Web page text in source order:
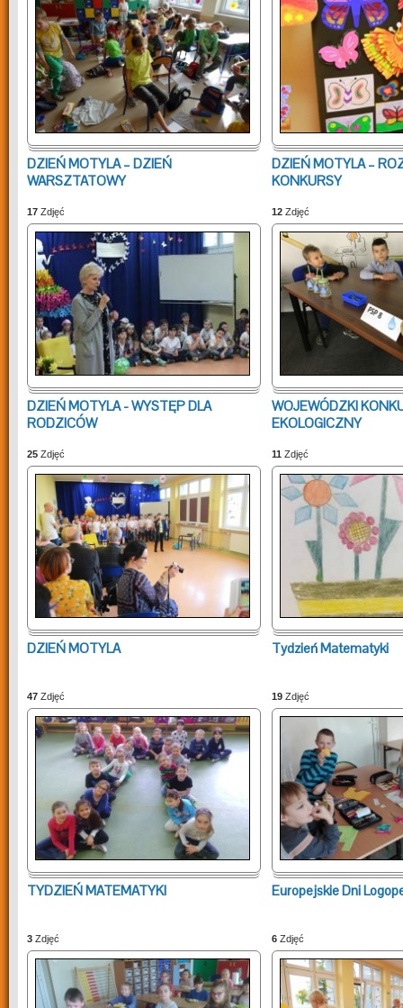
DZIEŃ MOTYLA – DZIEŃ
WARSZTATOWY
17 Zdjęć
DZIEŃ MOTYLA –
KONKURSY
12 Zdjęć
DZIEŃ MOTYLA - WYSTĘP DLA
RODZICÓW
25 Zdjęć
WOJEWÓDZKI
EKOLOGICZNY
11 Zdjęć
DZIEŃ MOTYLA
47 Zdjęć
Tydzień Matematyki
19 Zdjęć
TYDZIEŃ MATEMATYKI
3 Zdjęć
Europejskie Dni
6 Zdjęć